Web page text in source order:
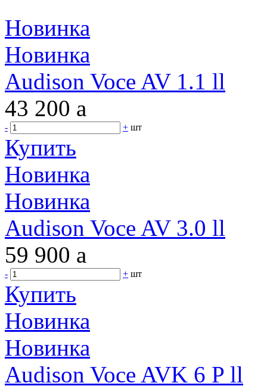
Новинка
Новинка
Audison Voce AV 1.1 ll
43 200 a
- + шт
Купить
Новинка
Новинка
Audison Voce AV 3.0 ll
59 900 a
- + шт
Купить
Новинка
Новинка
Audison Voce AVK 6 P ll